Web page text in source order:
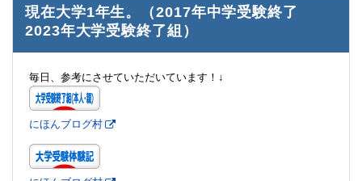
現在大学1年生。（2017年中学受験終了
2023年大学受験終了組）
毎日、参考にさせていただいています！↓
にほんブログ村